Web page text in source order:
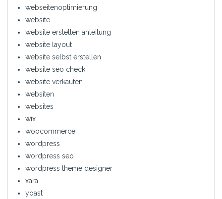
webseitenoptimierung
website
website erstellen anleitung
website layout
website selbst erstellen
website seo check
website verkaufen
websiten
websites
wix
woocommerce
wordpress
wordpress seo
wordpress theme designer
xara
yoast